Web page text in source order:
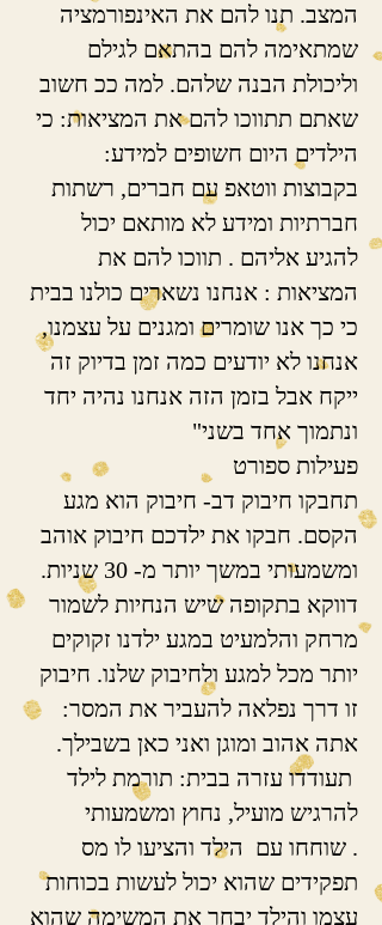
המצב. תנו להם את האינפורמציה
שמתאימה להם בהתאם לגילם
וליכולת הבנה שלהם. למה ככ חשוב
שאתם תתווכו להם את המציאות: כי
הילדים היום חשופים למידע:
בקבוצות ווטאפ עם חברים, רשתות
חברתיות ומידע לא מותאם יכול
להגיע אליהם . תווכו להם את
המציאות : אנחנו נשארים כולנו בבית
כי כך אנו שומרים ומגנים על עצמנו,
אנחנו לא יודעים כמה זמן בדיוק זה
ייקח אבל בזמן הזה אנחנו נהיה יחד
ונתמוך אחד בשני"
פעילות ספורט
תחבקו חיבוק דב- חיבוק הוא מגע
הקסם. חבקו את ילדכם חיבוק אוהב
ומשמעותי במשך יותר מ- 30 שניות.
דווקא בתקופה שיש הנחיות לשמור
מרחק והלמעיט במגע ילדנו זקוקים
יותר מכל למגע ולחיבוק שלנו. חיבוק
זו דרך נפלאה להעביר את המסר:
אתה אהוב ומוגן ואני כאן בשבילך.
תעודדו עזרה בבית: תורמת לילד
להרגיש מועיל, נחוץ ומשמעותי
. שוחחו עם הילד והציעו לו מס
תפקידים שהוא יכול לעשות בכוחות
עצמו והילד יבחר את המשימה שהוא